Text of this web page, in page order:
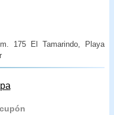
175 El Tamarindo, Playa